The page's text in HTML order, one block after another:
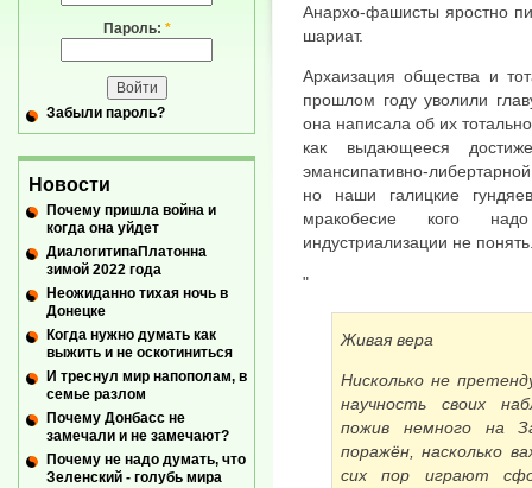
Анархо-фашисты яростно
шариат.
Архаизация общества и
прошлом году уволили
она написала об их
как выдающееся
эмансипативно-
но наши галицкие
мракобесие кого
индустриализации не
"
Живая вера
Нисколько не
научность своих
пожив немного на
поражён, насколько
сих пор играют
Пароль: *
Забыли пароль?
Новости
Почему пришла война и
когда она уйдет
ДиалогитипаПлатонна
зимой 2022 года
Неожиданно тихая ночь в
Донецке
Когда нужно думать как
выжить и не оскотиниться
И треснул мир напополам, в
семье разлом
Почему Донбасс не
замечали и не замечают?
Почему не надо думать, что
Зеленский - голубь мира